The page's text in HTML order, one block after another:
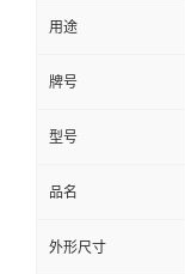
用途
牌号
型号
品名
外形尺寸